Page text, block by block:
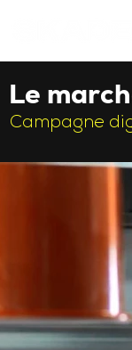
Le
Campagne